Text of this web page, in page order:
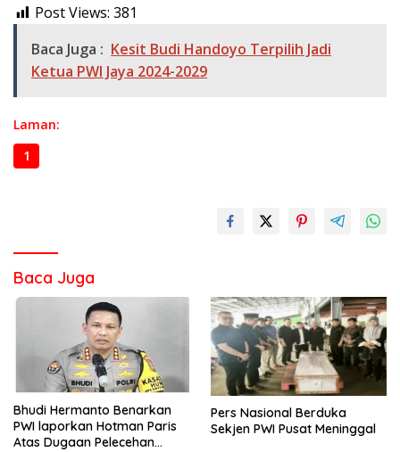
Post Views: 381
Baca Juga : Kesit Budi Handoyo Terpilih Jadi
Ketua PWI Jaya 2024-2029
Laman:
1
Baca Juga
Bhudi Hermanto Benarkan
PWI laporkan Hotman Paris
Atas Dugaan Pelecehan
Pers Nasional Berduka
Sekjen PWI Pusat Meninggal